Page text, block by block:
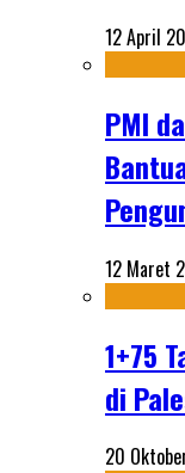
12 April
PMI
12 Maret
1+75
di
20